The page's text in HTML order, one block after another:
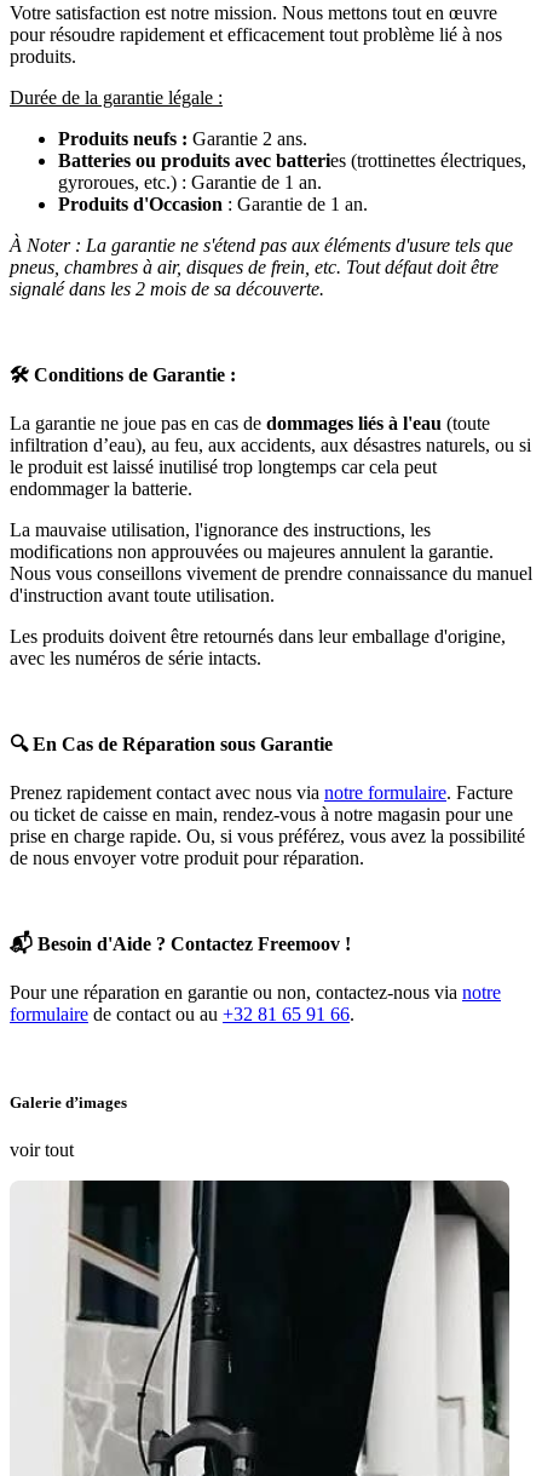
Votre satisfaction est notre mission. Nous mettons tout en œuvre
pour résoudre rapidement et efficacement tout problème lié à nos
produits.
Durée de la garantie légale :
Produits neufs : Garantie 2 ans.
Batteries ou produits avec batteries (trottinettes électriques,
gyroroues, etc.) : Garantie de 1 an.
Produits d'Occasion : Garantie de 1 an.
À Noter : La garantie ne s'étend pas aux éléments d'usure tels que
pneus, chambres à air, disques de frein, etc. Tout défaut doit être
signalé dans les 2 mois de sa découverte.
🛠️ Conditions de Garantie :
La garantie ne joue pas en cas de dommages liés à l'eau (toute
infiltration d’eau), au feu, aux accidents, aux désastres naturels, ou si
le produit est laissé inutilisé trop longtemps car cela peut
endommager la batterie.
La mauvaise utilisation, l'ignorance des instructions, les
modifications non approuvées ou majeures annulent la garantie.
Nous vous conseillons vivement de prendre connaissance du manuel
d'instruction avant toute utilisation.
Les produits doivent être retournés dans leur emballage d'origine,
avec les numéros de série intacts.
🔍En Cas de Réparation sous Garantie
Prenez rapidement contact avec nous via notre formulaire. Facture
ou ticket de caisse en main, rendez-vous à notre magasin pour une
prise en charge rapide. Ou, si vous préférez, vous avez la possibilité
de nous envoyer votre produit pour réparation.
📬 Besoin d'Aide ? Contactez Freemoov !
Pour une réparation en garantie ou non, contactez-nous via notre
formulaire de contact ou au +32 81 65 91 66.
Galerie d’images
voir tout